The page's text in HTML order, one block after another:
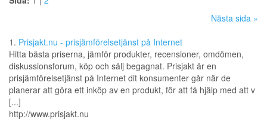
Nästa sida »
1. Prisjakt.nu - prisjämförelsetjänst på Internet
Hitta bästa priserna, jämför produkter, recensioner, omdömen,
diskussionsforum, köp och sälj begagnat. Prisjakt är en
prisjämförelsetjänst på Internet dit konsumenter går när de
planerar att göra ett inköp av en produkt, för att få hjälp med att v
[...]
http://www.prisjakt.nu